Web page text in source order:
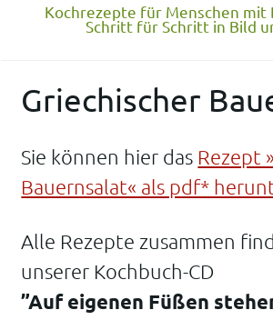
Kochrezepte für Menschen mit
Schritt für Schritt in Bild
Griechischer
Sie können hier das Rezept
Bauernsalat« als pdf*
Alle Rezepte zusammen
unserer Kochbuch-CD
”Auf eigenen Füßen